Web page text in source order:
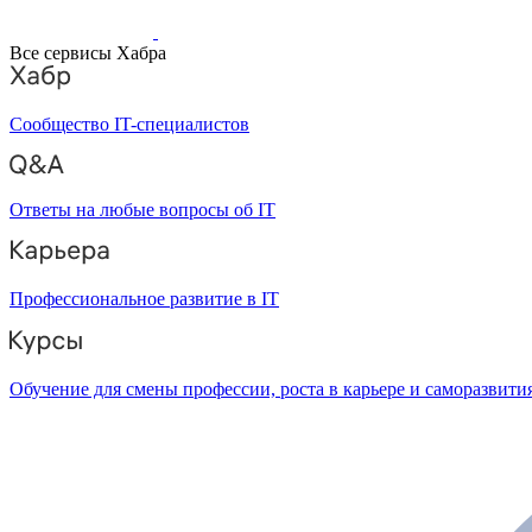
Все сервисы Хабра
Сообщество IT-специалистов
Ответы на любые вопросы об IT
Профессиональное развитие в IT
Обучение для смены профессии, роста в карьере и